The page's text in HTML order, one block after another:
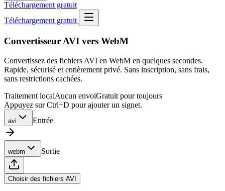
Téléchargement gratuit
Téléchargement gratuit
Convertisseur AVI vers WebM
Convertissez des fichiers AVI en WebM en quelques secondes.
Rapide, sécurisé et entièrement privé. Sans inscription, sans frais,
sans restrictions cachées.
Traitement localAucun envoiGratuit pour toujours
Appuyez sur Ctrl+D pour ajouter un signet.
avi Entrée
webm Sortie
Choisir des fichiers AVI